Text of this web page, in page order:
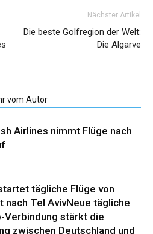
Nächster Artikel
Die beste Golfregion der Welt:
Die Algarve
vom Autor
Airlines nimmt Flüge nach
tägliche Flüge von
nach Tel AvivNeue tägliche
Verbindung stärkt die
zwischen Deutschland und